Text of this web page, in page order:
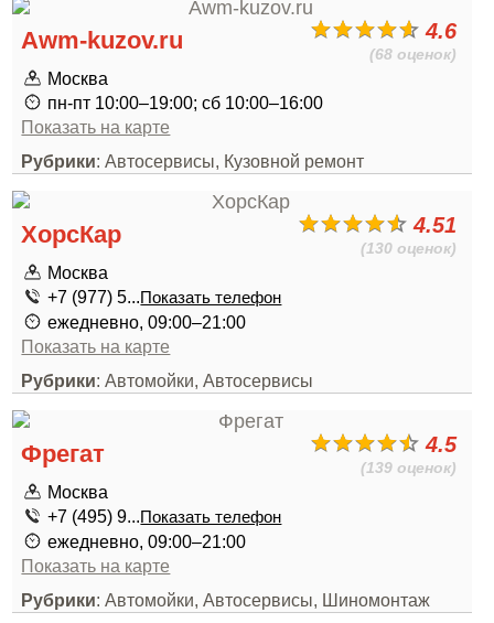
4.6
(68 оценок)
Awm-kuzov.ru
Москва
пн-пт 10:00–19:00; сб 10:00–16:00
Показать на карте
Рубрики: Автосервисы, Кузовной ремонт
4.51
(130 оценок)
ХорсКар
Москва
+7 (977) 5...Показать телефон
ежедневно, 09:00–21:00
Показать на карте
Рубрики: Автомойки, Автосервисы
4.5
(139 оценок)
Фрегат
Москва
+7 (495) 9...Показать телефон
ежедневно, 09:00–21:00
Показать на карте
Рубрики: Автомойки, Автосервисы, Шиномонтаж